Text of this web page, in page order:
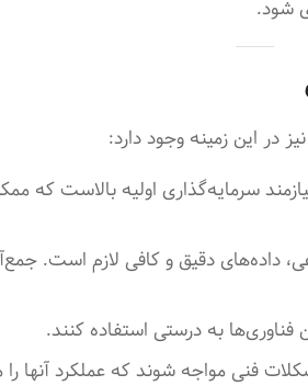
شود.
در این زمینه وجود دارد:
سرمایه‌گذاری اولیه بالاست که
داده‌های دقیق و کافی لازم است.
فناوری‌ها به درستی استفاده کنند.
فنی مواجه شوند که عملکرد آنها را